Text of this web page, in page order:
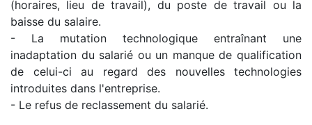
(horaires, lieu de travail), du poste de travail ou la
baisse du salaire.
- La mutation technologique entraînant une
inadaptation du salarié ou un manque de qualification
de celui-ci au regard des nouvelles technologies
introduites dans l'entreprise.
- Le refus de reclassement du salarié.